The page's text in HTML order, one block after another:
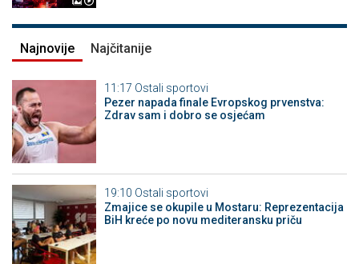
Najnovije Najčitanije
11:17 Ostali sportovi
Pezer napada finale Evropskog prvenstva:
Zdrav sam i dobro se osjećam
19:10 Ostali sportovi
Zmajice se okupile u Mostaru: Reprezentacija
BiH kreće po novu mediteransku priču